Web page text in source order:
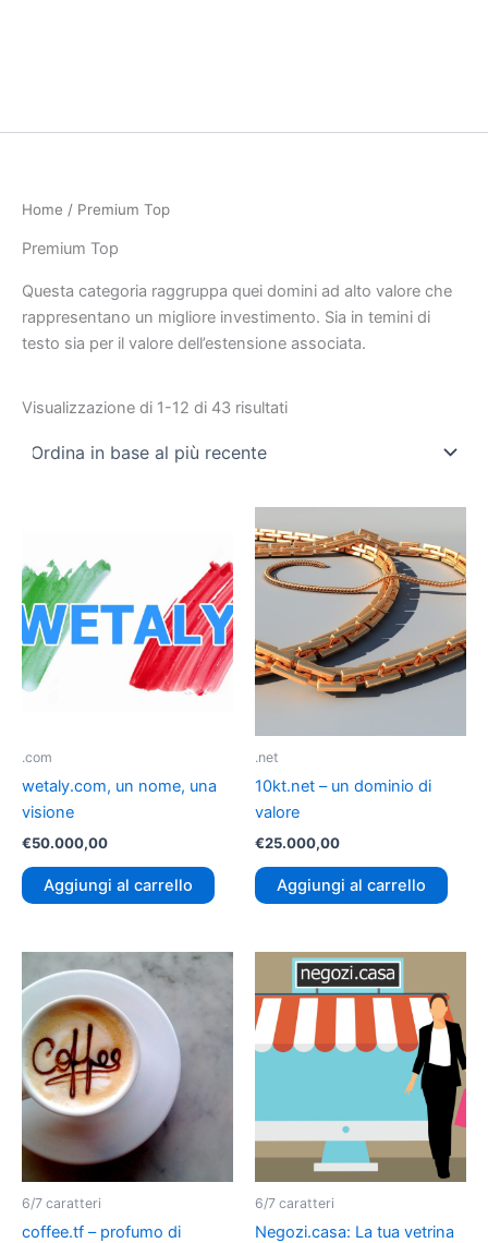
Home / Premium Top
Premium Top
Questa categoria raggruppa quei domini ad alto valore che
rappresentano un migliore investimento. Sia in temini di
testo sia per il valore dell’estensione associata.
Visualizzazione di 1-12 di 43 risultati
.com
wetaly.com, un nome, una
visione
€50.000,00
Aggiungi al carrello
.net
10kt.net – un dominio di
valore
€25.000,00
Aggiungi al carrello
6/7 caratteri
coffee.tf – profumo di
6/7 caratteri
Negozi.casa: La tua vetrina